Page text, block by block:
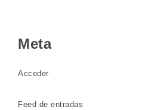
Meta
Acceder
Feed de entradas